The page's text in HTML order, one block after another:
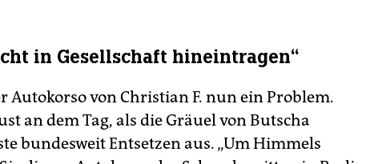
in Gesellschaft hineintragen“
Autokorso von Christian F. nun ein Problem.
an dem Tag, als die Gräuel von Butscha
bundesweit Entsetzen aus. „Um Himmels